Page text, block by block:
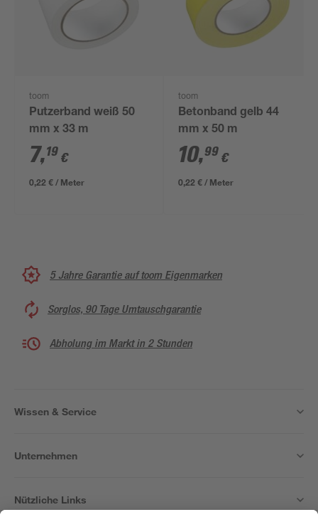
toom
Putzerband weiß 50
mm x 33 m
7,19 €
0,22 € / Meter
toom
Betonband gelb 44
mm x 50 m
10,99 €
0,22 € / Meter
5 Jahre Garantie auf toom Eigenmarken
Sorglos, 90 Tage Umtauschgarantie
Abholung im Markt in 2 Stunden
Wissen & Service
Unternehmen
Nützliche Links